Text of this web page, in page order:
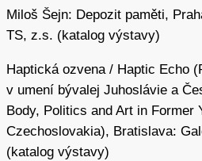
mezinárodního plenérového
zaměřujícího se na historické
krajiny reflektoval i v řadě
spoluprací s geologem
Ačkoliv Šejn v našem prostředí
některé aspekty jeho práce lze
Miloš Šejn: Depozit paměti,
TS, z.s. (katalog výstavy)
Haptická ozvena / Haptic Echo
v umení bývalej Juhoslávie a
Body, Politics and Art in Former
Czechoslovakia), Bratislava:
(katalog výstavy)